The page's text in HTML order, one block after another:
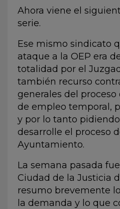
Ahora viene el
serie.
Ese mismo sindicato
ataque a la OEP era
totalidad por el
también recurso
generales del
de empleo temporal,
y por lo tanto
desarrolle el proceso
Ayuntamiento.
La semana pasada
Ciudad de la Justicia
resumo brevemente
la demanda y lo que